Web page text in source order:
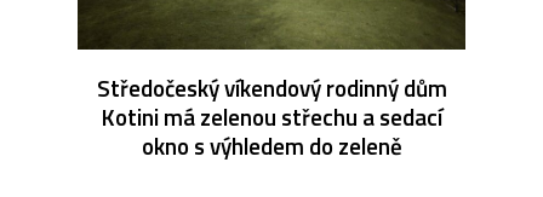
Středočeský víkendový rodinný dům
Kotini má zelenou střechu a sedací
okno s výhledem do zeleně